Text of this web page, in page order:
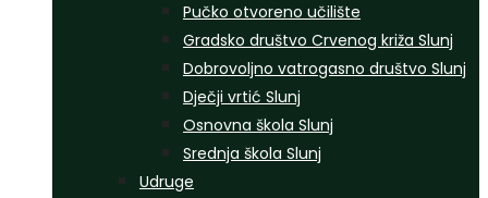
Pučko otvoreno učilište
Gradsko društvo Crvenog križa Slunj
Dobrovoljno vatrogasno društvo Slunj
Dječji vrtić Slunj
Osnovna škola Slunj
Srednja škola Slunj
Udruge